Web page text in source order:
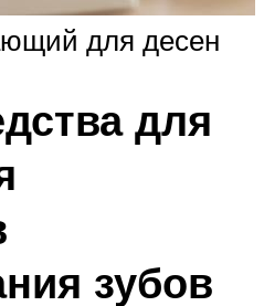
для десен
для
зубов